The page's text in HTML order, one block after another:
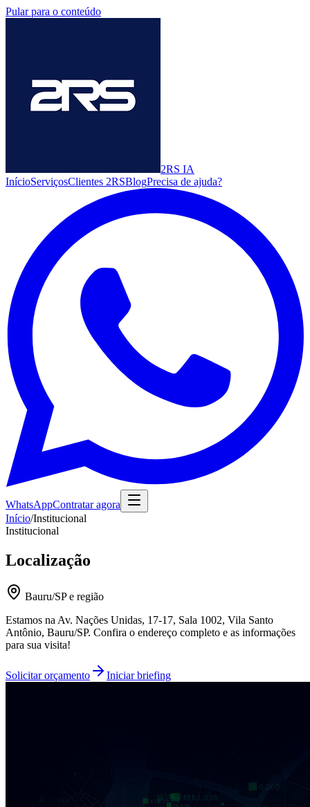
Pular para o conteúdo
2RS IA
InícioServiçosClientes 2RSBlogPrecisa de ajuda?
WhatsAppContratar agora
Início/Institucional
Institucional
Localização
Bauru/SP e região
Estamos na Av. Nações Unidas, 17-17, Sala 1002, Vila Santo
Antônio, Bauru/SP. Confira o endereço completo e as informações
para sua visita!
Solicitar orçamento Iniciar briefing